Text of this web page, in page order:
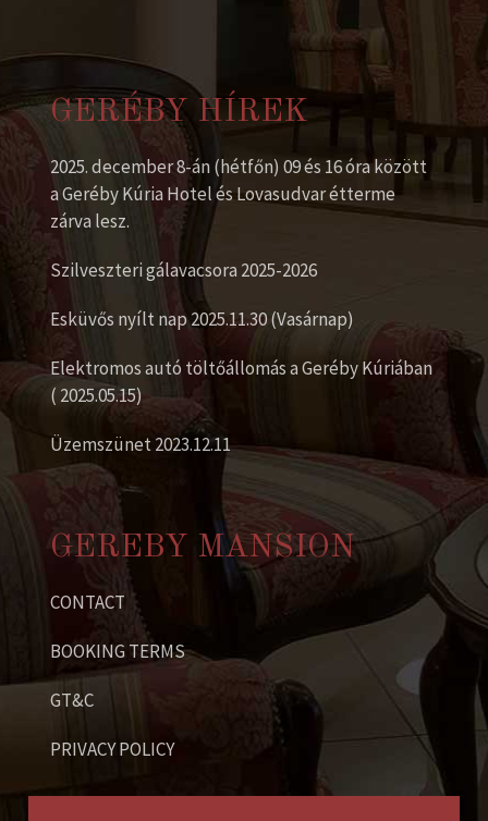
GERÉBY HÍREK
2025. december 8-án (hétfőn) 09 és 16 óra között
a Geréby Kúria Hotel és Lovasudvar étterme
zárva lesz.
Szilveszteri gálavacsora 2025-2026
Esküvős nyílt nap 2025.11.30 (Vasárnap)
Elektromos autó töltőállomás a Geréby Kúriában
( 2025.05.15)
Üzemszünet 2023.12.11
GEREBY MANSION
CONTACT
BOOKING TERMS
GT&C
PRIVACY POLICY